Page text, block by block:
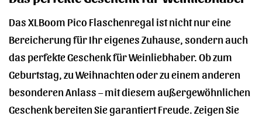
Das XLBoom Pico Flaschenregal ist nicht nur eine
Bereicherung für Ihr eigenes Zuhause, sondern auch
das perfekte Geschenk für Weinliebhaber. Ob zum
Geburtstag, zu Weihnachten oder zu einem anderen
besonderen Anlass – mit diesem außergewöhnlichen
Geschenk bereiten Sie garantiert Freude. Zeigen Sie